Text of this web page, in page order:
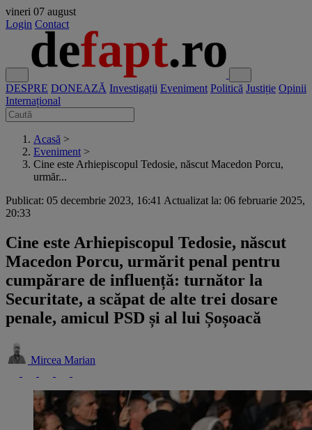
vineri 07 august
Login Contact
DESPRE DONEAZĂ Investigații Eveniment Politică Justiție Opinii
Internațional
Acasă >
Eveniment >
Cine este Arhiepiscopul Tedosie, născut Macedon Porcu,
urmăr...
Publicat: 05 decembrie 2023, 16:41 Actualizat la: 06 februarie 2025,
20:33
Cine este Arhiepiscopul Tedosie, născut
Macedon Porcu, urmărit penal pentru
cumpărare de influență: turnător la
Securitate, a scăpat de alte trei dosare
penale, amicul PSD și al lui Șoșoacă
Mircea Marian